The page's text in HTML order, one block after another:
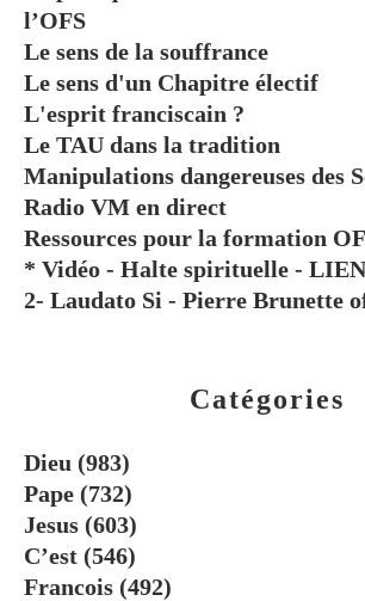
Catégories
Dieu (983)
Pape (732)
Jesus (603)
C’est (546)
Francois (492)
l’OFS
Le sens de la souffrance
Le sens d'un Chapitre électif
L'esprit franciscain ?
Le TAU dans la tradition
Manipulations dangereuses des
Radio VM en direct
Ressources pour la formation
* Vidéo - Halte spirituelle -
2- Laudato Si - Pierre Brunette